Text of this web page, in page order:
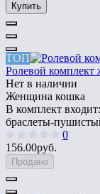
Купить
ТОП
Ролевой
Нет в наличии
Женщина кошка
В комплект
браслеты-
0
156.00руб.
Продано